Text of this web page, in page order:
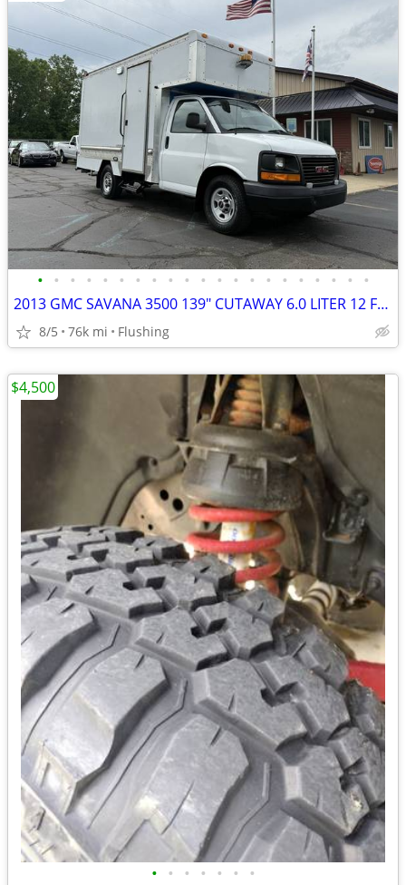
• • • • • • • • • • • • • • • • • • • • •
2013 GMC SAVANA 3500 139" CUTAWAY 6.0 LITER 12 FOOT INSULATED WORK BOX
8/5 76k mi Flushing
• • • • • • •
$4,500